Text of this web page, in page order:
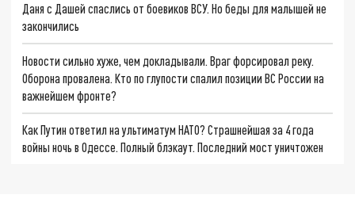
Даня с Дашей спаслись от боевиков ВСУ. Но беды для малышей не
закончились
Новости сильно хуже, чем докладывали. Враг форсировал реку.
Оборона провалена. Кто по глупости спалил позиции ВС России на
важнейшем фронте?
Как Путин ответил на ультиматум НАТО? Страшнейшая за 4 года
войны ночь в Одессе. Полный блэкаут. Последний мост уничтожен